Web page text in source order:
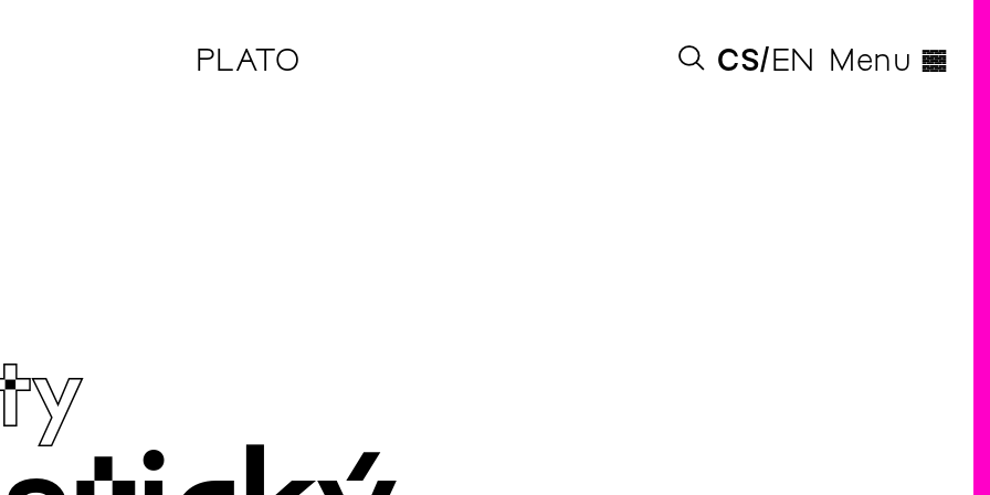
PLATO CS EN Menu ◊